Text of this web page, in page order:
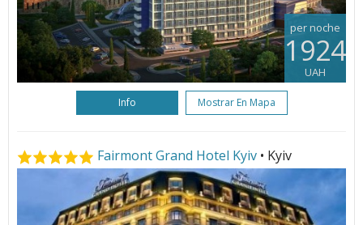
per noche
1924
UAH
Info Mostrar En Mapa
Fairmont Grand Hotel Kyiv • Kyiv